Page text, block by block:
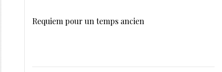
Requiem pour un temps ancien